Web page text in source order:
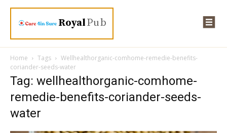
RoyalPub
Home Tags
Wellhealthorganic-comhome-remedie-benefits-
coriander-seeds-water
Tag: wellhealthorganic-comhome-
remedie-benefits-coriander-seeds-
water